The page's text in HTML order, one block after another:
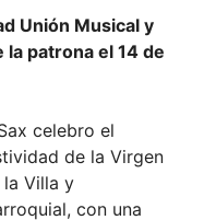
Unión Musical y
patrona el 14 de
celebro el
de la Virgen
Villa y
con una